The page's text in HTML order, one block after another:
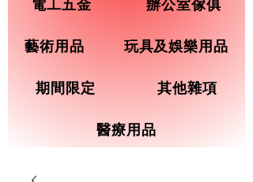
電工五金 辦公室傢俱
藝術用品 玩具及娛樂用品
期間限定 其他雜項
醫療用品